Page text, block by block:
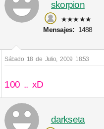
skorpion
★★★★★
Mensajes: 1488
Sábado 18 de Julio, 2009 18:53
100 .. xD
darkseta